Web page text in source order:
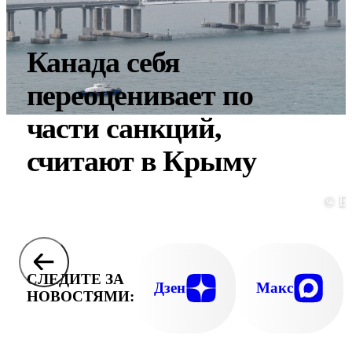
Канада себя
переоценивает по
части санкций,
считают в Крыму
©
СЛЕДИТЕ ЗА
НОВОСТЯМИ:
Дзен Макс